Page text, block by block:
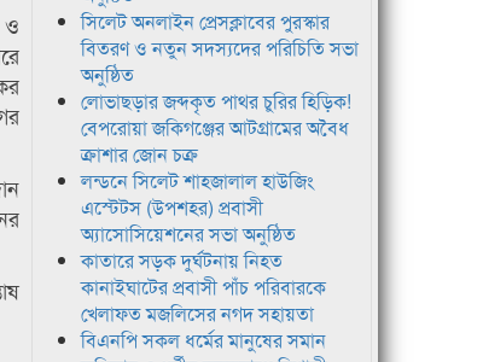
ও
সিলেট অনলাইন প্রেসক্লাবের পুরস্কার
বিতরণ ও নতুন সদস্যদের পরিচিতি সভা
অনুষ্ঠিত
লোভাছড়ার জব্দকৃত পাথর চুরির হিড়িক!
বেপরোয়া জকিগঞ্জের আটগ্রামের অবৈধ
ক্রাশার জোন চক্র
লন্ডনে সিলেট শাহজালাল হাউজিং
এস্টেটস (উপশহর) প্রবাসী
অ্যাসোসিয়েশনের সভা অনুষ্ঠিত
কাতারে সড়ক দুর্ঘটনায় নিহত
কানাইঘাটের প্রবাসী পাঁচ পরিবারকে
খেলাফত মজলিসের নগদ সহায়তা
বিএনপি সকল ধর্মের মানুষের সমান